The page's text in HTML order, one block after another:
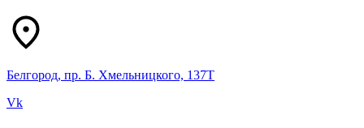
Белгород, пр. Б. Хмельницкого, 137Т
Vk